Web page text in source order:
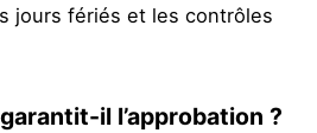
jours fériés et les contrôles
il l’approbation ?